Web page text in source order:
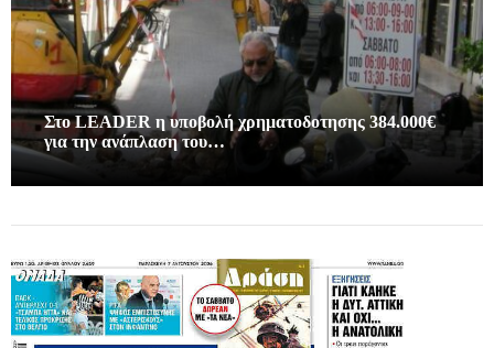
Στο LEADER η υποβολή χρηματοδοτησης 384.000€
για την ανάπλαση του…